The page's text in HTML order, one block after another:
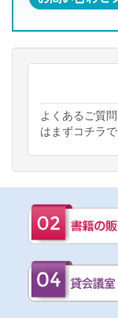
よくあるご質
はまずコチラ